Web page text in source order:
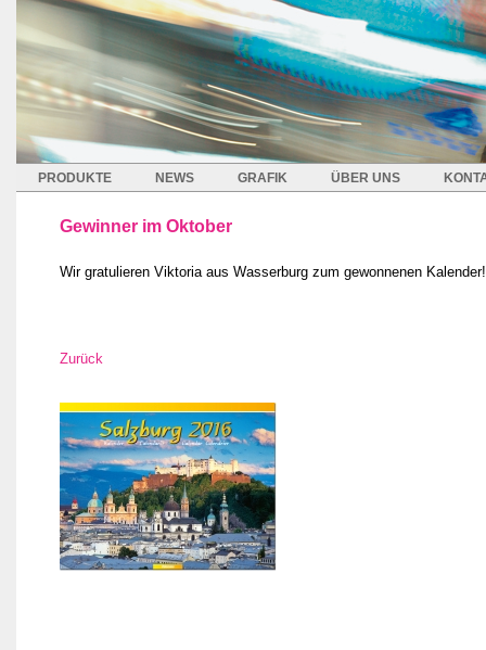
PRODUKTE NEWS GRAFIK ÜBER UNS
Gewinner im Oktober
Wir gratulieren Viktoria aus Wasserburg zum gewonnenen Kalender!
Zurück